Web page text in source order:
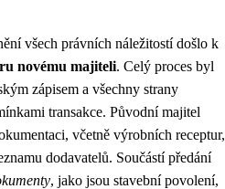
všech právních náležitostí došlo k
novému majiteli. Celý proces byl
zápisem a všechny strany
transakce. Původní majitel
včetně výrobních receptur,
dodavatelů. Součástí předání
, jako jsou stavební povolení,